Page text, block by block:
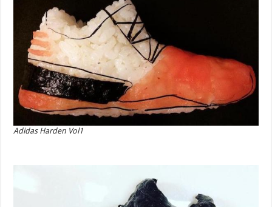
Adidas Harden Vol1